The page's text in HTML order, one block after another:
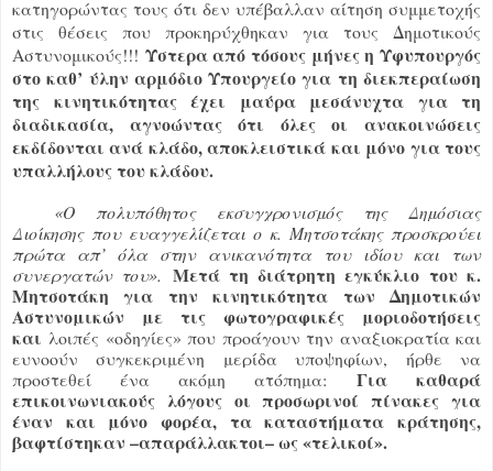
κατηγορώντας τους ότι δεν υπέβαλλαν αίτηση συμμετοχής
στις θέσεις που προκηρύχθηκαν για τους Δημοτικούς
Αστυνομικούς!!! Ύστερα από τόσους μήνες η Υφυπουργός
στο καθ’ ύλην αρμόδιο Υπουργείο για τη διεκπεραίωση
της κινητικότητας έχει μαύρα μεσάνυχτα για τη
διαδικασία, αγνοώντας ότι όλες οι ανακοινώσεις
εκδίδονται ανά κλάδο, αποκλειστικά και μόνο για τους
υπαλλήλους του κλάδου.
«Ο πολυπόθητος εκσυγχρονισμός της Δημόσιας
Διοίκησης που ευαγγελίζεται ο κ. Μητσοτάκης προσκρούει
πρώτα απ’ όλα στην ανικανότητα του ιδίου και των
συνεργατών του». Μετά τη διάτρητη εγκύκλιο του κ.
Μητσοτάκη για την κινητικότητα των Δημοτικών
Αστυνομικών με τις φωτογραφικές μοριοδοτήσεις
και λοιπές «οδηγίες» που προάγουν την αναξιοκρατία και
ευνοούν συγκεκριμένη μερίδα υποψηφίων, ήρθε να
προστεθεί ένα ακόμη ατόπημα: Για καθαρά
επικοινωνιακούς λόγους οι προσωρινοί πίνακες για
έναν και μόνο φορέα, τα καταστήματα κράτησης,
βαφτίστηκαν –απαράλλακτοι– ως «τελικοί».